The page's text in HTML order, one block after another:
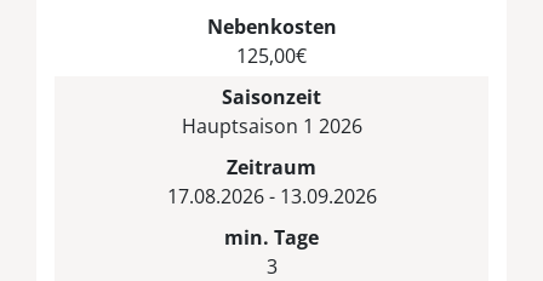
Nebenkosten
125,00€
Saisonzeit
Hauptsaison 1 2026
Zeitraum
17.08.2026 - 13.09.2026
min. Tage
3